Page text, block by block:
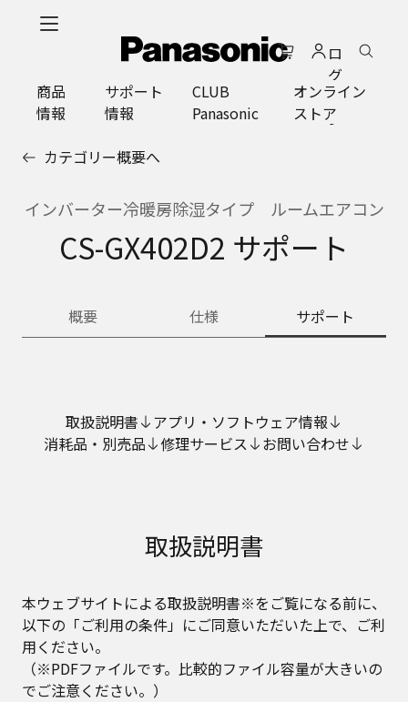
ロ
グ
イ
ン
商品
情報
サポート
情報
CLUB
Panasonic
オンライン
ストア
カテゴリー概要へ
インバーター冷暖房除湿タイプ ルームエアコン
CS-GX402D2 サポート
概要 仕様 サポート
取扱説明書
アプリ・ソフトウェア情報
消耗品・別売品
修理サービス お問い合わせ
取扱説明書
本ウェブサイトによる取扱説明書※をご覧になる前に、
以下の「ご利用の条件」にご同意いただいた上で、ご利
用ください。
（※PDFファイルです。比較的ファイル容量が大きいの
でご注意ください。）